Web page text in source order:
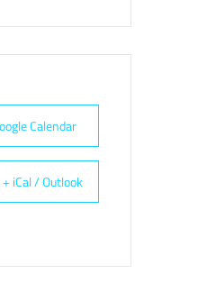
Calendar
iCal / Outlook